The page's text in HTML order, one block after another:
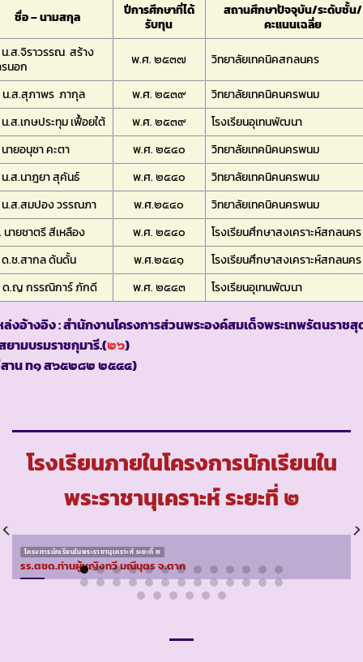
ชื่อ – นามสกุล
ปีการศึกษาที่ได้
รับทุน
สถานศึกษาปัจจุบัน/ระดับชั้น/
คะแนนเฉลี่ย
.ส.จิราวรรณ สร้าง
นอก
พ.ศ. ๒๕๓๗
วิทยาลัยเทคนิคสกลนคร
.ส.สุภาพร ภากุล
พ.ศ. ๒๕๓๙
วิทยาลัยเทคนิคนครพนม
.ส.เกษประทุม เฟื้อยใต้
พ.ศ. ๒๕๓๙
โรงเรียนอุเทนพัฒนา
ายอนุชา คะตา
พ.ศ. ๒๕๔๐
วิทยาลัยเทคนิคนครพนม
.ส.นาฎยา สุคันธ์
พ.ศ. ๒๕๔๐
วิทยาลัยเทคนิคนครพนม
.ส.สมปอง วรรณภา
พ.ศ.๒๕๔๐
วิทยาลัยเทคนิคนครพนม
ายชาตรี สีเหลือง
พ.ศ. ๒๕๔๐
โรงเรียนศึกษาสงเคราะห์สกลนคร
.ช.สากล ด้นดั้น
พ.ศ.๒๕๔๑
โรงเรียนศึกษาสงเคราะห์สกลนคร
ด.ญ กรรณิการ์ ภักดี
พ.ศ. ๒๕๔๓ โรงเรียนอุเทนพัฒนา
งอ้างอิง : สำนักงานโครงการส่วนพระองค์สมเด็จพระเทพรัตนราชสุ
ยามบรมราชกุมารี.(๒๖)
าน ท๑ ส๖๕๒๘๒ ๒๕๔๔)
โรงเรียนภายในโครงการนักเรียนใน
พระราชานุเคราะห์ ระยะที่ ๒
โครงการนักเรียนในพระราชานุเคราะห์ ระยะที่ ๒
รร.ตชด.ท่านผู้หญิงทวี มณีนุตร จ.ตาก